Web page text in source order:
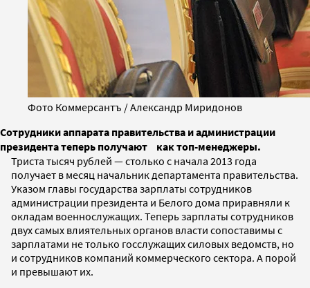
Фото Коммерсантъ / Александр Миридонов
Сотрудники аппарата правительства и админи­страции
президента теперь получают как топ-менеджеры.
Триста тысяч рублей — столько с начала 2013 года
получает в месяц начальник департамента правительства.
Указом главы государства зарплаты сотрудников
администрации президента и Белого дома приравняли к
окладам военнослужащих. Теперь зарплаты сотрудников
двух самых влиятельных органов власти сопоставимы с
зарплатами не только госслужащих силовых ведомств, но
и сотрудников компаний коммерческого сектора. А порой
и превышают их.